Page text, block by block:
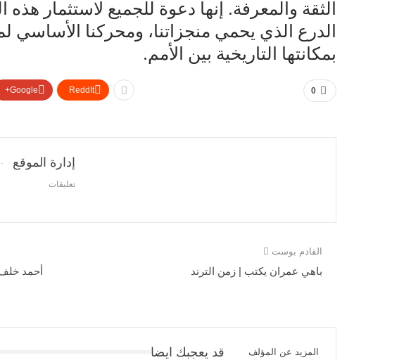
الثقة والمعرفة. إنها دعوة للجميع لاستثمار
الدرع الذي يحمي منجزاتنا، ومحركنا الأساسي
بمكانتها التاريخية بين الأمم.
0
Google+ ReddIt
إدارة الموقع
تعليقات
أحمد خلف
القادم بوست
باهي عمران يكتب | زمن الترند
قد يعجبك ايضا المزيد عن المؤلف